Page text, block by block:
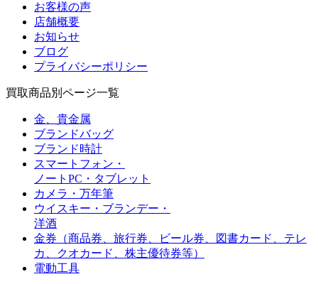
お客様の声
店舗概要
お知らせ
ブログ
プライバシーポリシー
買取商品別ページ一覧
金、貴金属
ブランドバッグ
ブランド時計
スマートフォン・
ノートPC・タブレット
カメラ・万年筆
ウイスキー・ブランデー・
洋酒
金券（商品券、旅行券、ビール券、図書カード、 テレ
カ、クオカード、株主優待券等）
電動工具